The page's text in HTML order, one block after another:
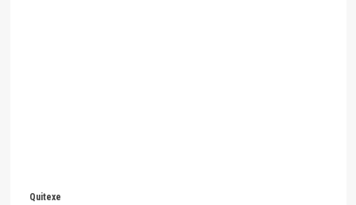
Quitexe